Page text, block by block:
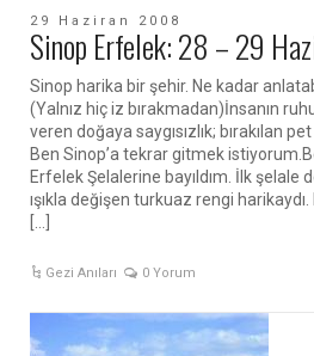
29 Haziran 2008
Sinop Erfelek: 28 – 29
Sinop harika bir şehir. Ne kadar
(Yalnız hiç iz bırakmadan)İnsanın
veren doğaya saygısızlık; bırakılan
Ben Sinop’a tekrar gitmek
Erfelek Şelalerine bayıldım. İlk şelale
ışıkla değişen turkuaz rengi
Gezi Anıları 0 Yorum